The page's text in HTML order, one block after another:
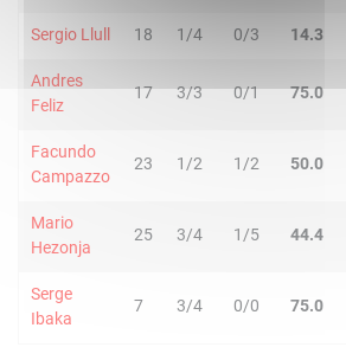
Sergio Llull 18 1/4 0/3 14.3
Andres
Feliz
17 3/3 0/1 75.0
Facundo
Campazzo
23 1/2 1/2 50.0
Mario
Hezonja
25 3/4 1/5 44.4
Serge
Ibaka
7 3/4 0/0 75.0